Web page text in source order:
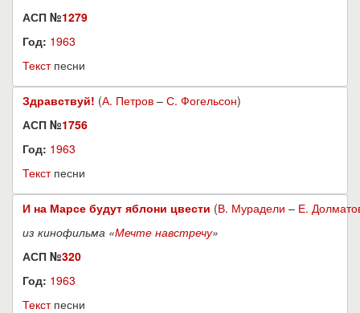
АСП №1279
Год: 1963
Текстпесни
Здравствуй! (А. Петров – С. Фогельсон)
АСП №1756
Год: 1963
Текстпесни
И на Марсе будут яблони цвести (В. Мурадели – Е.
из кинофильма «Мечте навстречу»
АСП №320
Год: 1963
Текстпесни